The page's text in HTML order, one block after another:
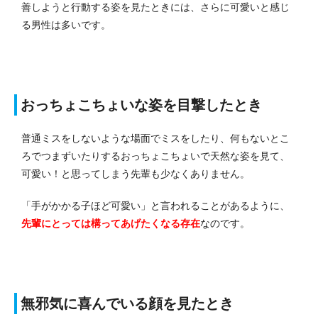
善しようと行動する姿を見たときには、さらに可愛いと感じ
る男性は多いです。
おっちょこちょいな姿を目撃したとき
普通ミスをしないような場面でミスをしたり、何もないとこ
ろでつまずいたりするおっちょこちょいで天然な姿を見て、
可愛い！と思ってしまう先輩も少なくありません。
「手がかかる子ほど可愛い」と言われることがあるように、
先輩にとっては構ってあげたくなる存在なのです。
無邪気に喜んでいる顔を見たとき